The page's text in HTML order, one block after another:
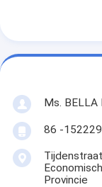
Ms. BELLA
86 -
Provincie